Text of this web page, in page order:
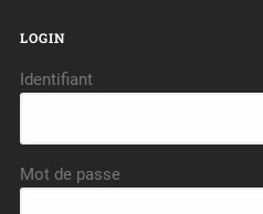
LOGIN
Identifiant
Mot de passe